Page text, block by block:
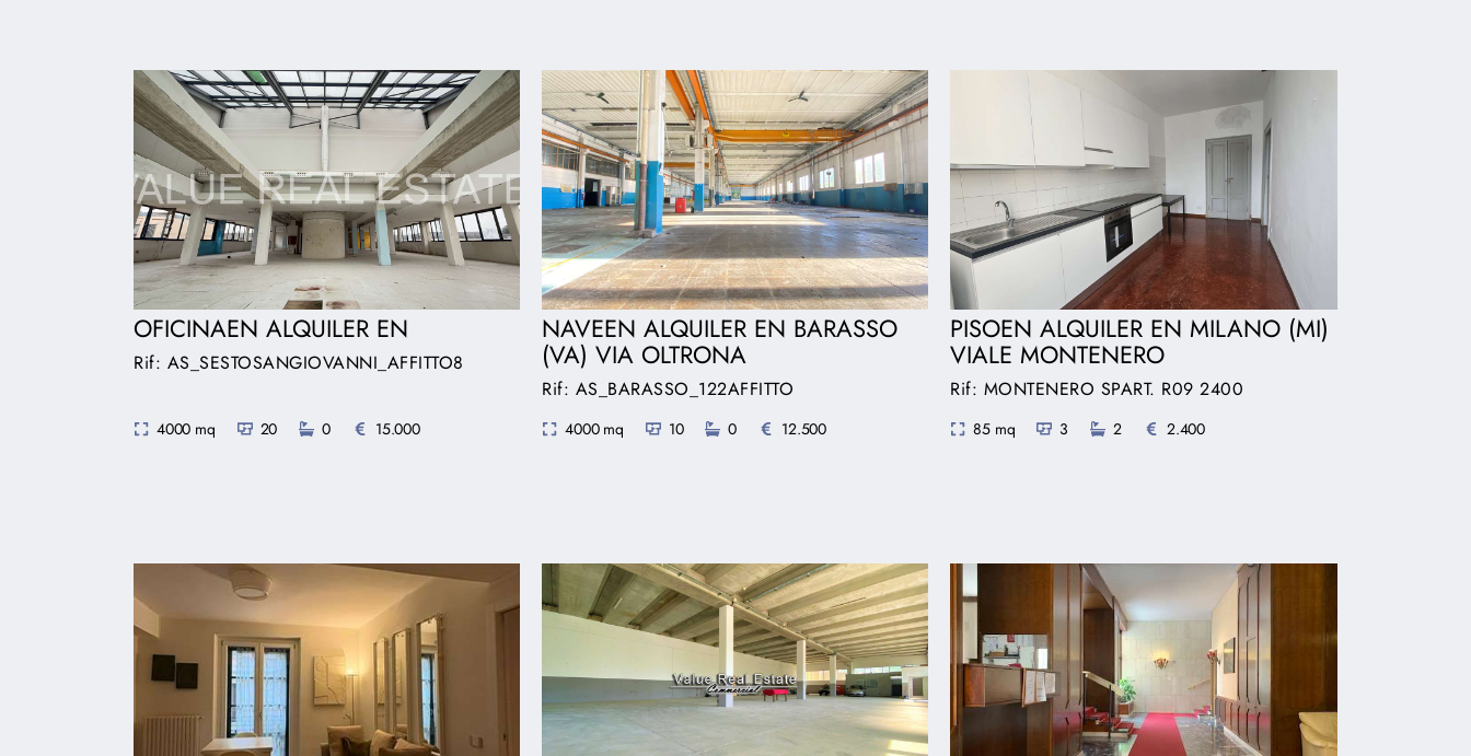
OFICINAEN ALQUILER EN
Rif: AS_SESTOSANGIOVANNI_AFFITTO8
4000 mq 20 0 15.000
NAVEEN ALQUILER EN BARASSO
(VA) VIA OLTRONA
Rif: AS_BARASSO_122AFFITTO
4000 mq 10 0 12.500
PISOEN ALQUILER EN MILANO (MI)
VIALE MONTENERO
Rif: MONTENERO SPART. R09 2400
85 mq 3 2 2.400